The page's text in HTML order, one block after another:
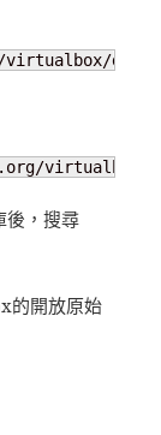
virtualbox/
後，搜尋
的開放原始